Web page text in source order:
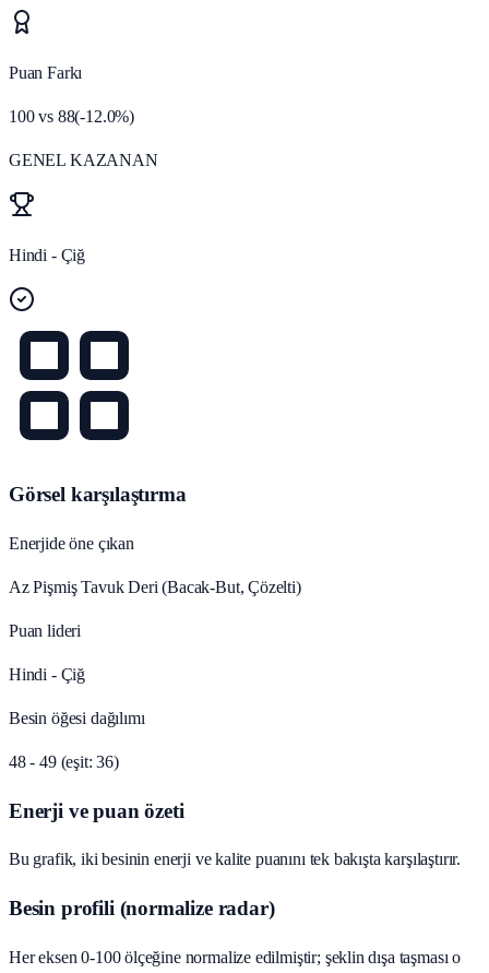
Puan Farkı
100vs 88(-12.0%)
GENEL KAZANAN
Hindi - Çiğ
Görsel karşılaştırma
Enerjide öne çıkan
Az Pişmiş Tavuk Deri (Bacak‑But, Çözelti)
Puan lideri
Hindi - Çiğ
Besin öğesi dağılımı
48 - 49 (eşit: 36)
Enerji ve puan özeti
Bu grafik, iki besinin enerji ve kalite puanını tek bakışta karşılaştırır.
Besin profili (normalize radar)
Her eksen 0-100 ölçeğine normalize edilmiştir; şeklin dışa taşması o